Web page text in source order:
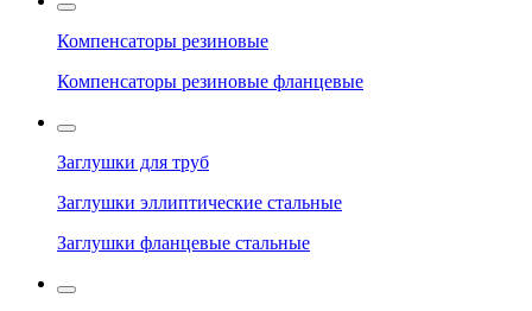
Компенсаторы резиновые
Компенсаторы резиновые фланцевые
Заглушки для труб
Заглушки эллиптические стальные
Заглушки фланцевые стальные